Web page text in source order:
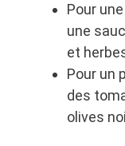
Pour
une
et
Pour un
des
olives